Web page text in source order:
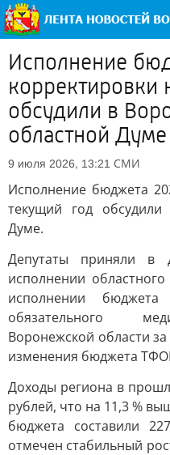
Исполнение
корректировки
обсудили в
областной Думе
9 июля 2026, 13:21 СМИ
Исполнение бюджета
текущий год
Думе.
Депутаты приняли в
исполнении
исполнении бюджета
обязательного
Воронежской области
изменения бюджета
Доходы региона в
рублей, что на 11,3 %
бюджета составили
отмечен стабильный